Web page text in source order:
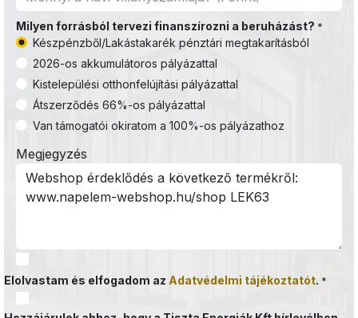
Milyen forrásból tervezi finanszírozni a beruházást? *
Készpénzből/Lakástakarék pénztári megtakarításból
2026-os akkumulátoros pályázattal
Kistelepülési otthonfelújítási pályázattal
Átszerződés 66%-os pályázattal
Van támogatói okiratom a 100%-os pályázathoz
Megjegyzés
Elolvastam és elfogadom az Adatvédelmi tájékoztatót. *